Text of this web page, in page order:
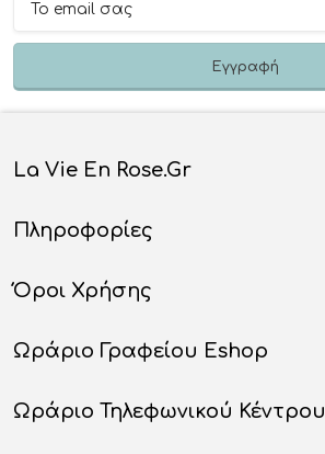
La Vie En Rose.gr
Πληροφορίες
Όροι Χρήσης
Ωράριο Γραφείου Eshop
Ωράριο Τηλεφωνικού Κέντρου